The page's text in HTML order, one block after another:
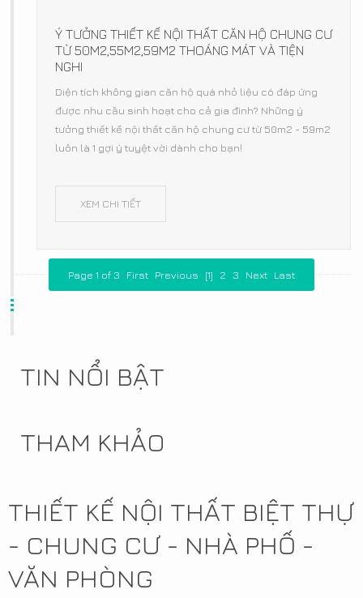
Ý TƯỞNG THIẾT KẾ NỘI THẤT CĂN HỘ CHUNG CƯ
TỪ 50M2,55M2,59M2 THOÁNG MÁT VÀ TIỆN
NGHI
Diện tích không gian căn hộ quá nhỏ liệu có đáp ứng
được nhu cầu sinh hoạt cho cả gia đình? Những ý
tưởng thiết kế nội thất căn hộ chung cư từ 50m2 - 59m2
luôn là 1 gợi ý tuyệt vời dành cho bạn!
XEM CHI TIẾT
Page 1 of 3 First Previous [1] 2 3 Next Last
TIN NỔI BẬT
THAM KHẢO
THIẾT KẾ NỘI THẤT BIỆT THỰ
- CHUNG CƯ - NHÀ PHỐ -
VĂN PHÒNG